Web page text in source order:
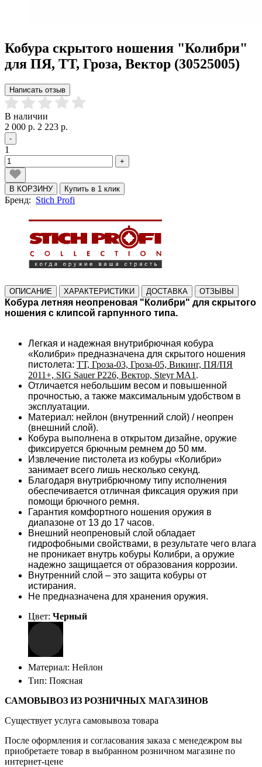
Кобура скрытого ношения "Колибри"
для ПЯ, ТТ, Гроза, Вектор (30525005)
Написать отзыв
В наличии
2 000 р. 2 223 р.
-
1
+
В КОРЗИНУ Купить в 1 клик
Бренд: Stich Profi
ОПИСАНИЕ ХАРАКТЕРИСТИКИ ДОСТАВКА ОТЗЫВЫ
Кобура летняя неопреновая "Колибри" для скрытого
ношения с клипсой гарпунного типа.
Легкая и надежная внутрибрючная кобура
«Колибри» предназначена для скрытого ношения
пистолета: ТТ, Гроза-03, Гроза-05, Викинг, ПЯ/ПЯ
2011+, SIG Sauer P226, Вектор, Steyr MA1 .
Отличается небольшим весом и повышенной
прочностью, а также максимальным удобством в
эксплуатации.
Материал: нейлон (внутренний слой) / неопрен
(внешний слой).
Кобура выполнена в открытом дизайне, оружие
фиксируется брючным ремнем до 50 мм.
Извлечение пистолета из кобуры «Колибри»
занимает всего лишь несколько секунд.
Благодаря внутрибрючному типу исполнения
обеспечивается отличная фиксация оружия при
помощи брючного ремня.
Гарантия комфортного ношения оружия в
диапазоне от 13 до 17 часов.
Внешний неопреновый слой обладает
гидрофобными свойствами, в результате чего влага
не проникает внутрь кобуры Колибри, а оружие
надежно защищается от образования коррозии.
Внутренний слой – это защита кобуры от
истирания.
Не предназначена для хранения оружия.
Цвет: Черный
Материал: Нейлон
Тип: Поясная
САМОВЫВОЗ ИЗ РОЗНИЧНЫХ МАГАЗИНОВ
Существует услуга самовывоза товара
После оформления и согласования заказа с менедежром вы
приобретаете товар в выбранном розничном магазине по
интернет-цене